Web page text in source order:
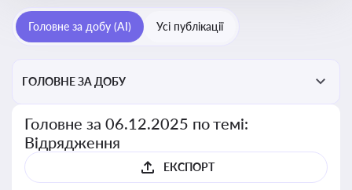
Головне за добу (AI) Усі публікації
ГОЛОВНЕ ЗА ДОБУ
Головне за 06.12.2025 по темі:
Відрядження
ЕКСПОРТ